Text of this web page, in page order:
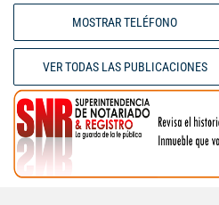
MOSTRAR TELÉFONO
VER TODAS LAS PUBLICACIONES